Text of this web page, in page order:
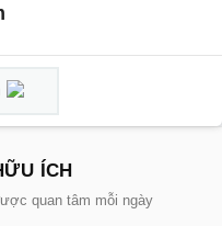
ÍCH
quan tâm mỗi ngày